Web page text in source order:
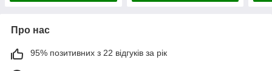
Про нас
95% позитивних з 22 відгуків за рік